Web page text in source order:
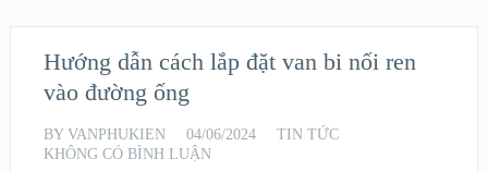
Hướng dẫn cách lắp đặt van bi nối ren
vào đường ống
BY VANPHUKIEN 04/06/2024
TIN TỨC
KHÔNG CÓ BÌNH LUẬN